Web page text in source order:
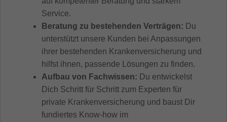
Service.
Beratung zu bestehenden Verträgen: Du
unterstützt unsere Kunden bei Anpassungen
ihrer bestehenden Krankenversicherung und
hilfst ihnen, passende Lösungen zu finden.
Aufbau von Fachwissen: Du entwickelst
Dich Schritt für Schritt zum Experten für
private Krankenversicherung und baust Dir
fundiertes Know-how im